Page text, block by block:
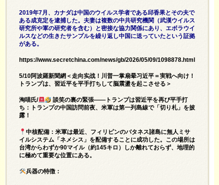
2019年7月、カナダは中国のウイルス学者である邱香果とその夫で
ある成克定を逮捕した。夫妻は複数の中共研究機関（武漢ウイルス
研究所や軍の研究者を含む）と密接な協力関係にあり、エボラウイ
ルスなどの生きたサンプルを繰り返し中国に送っていたという証拠
がある。
https://www.secretchina.com/news/gb/2026/05/09/1098878.html
5/10阿波羅新聞網＜走向实战！川普一掌扇晕习近平＝実戦へ向け！
トランプは、習近平を平手打ちして脳震盪を起こさせる＞
淘喵氏/
談笑の裏の緊張――トランプは習近平を再び平手打
ち：トランプの中国訪問前夜、米軍は第一列島線で「切り札」を披
露！
中核配備：米軍は最近、フィリピンのバタネス諸島に無人ミサ
イルシステム「ネメシス」を配備することに成功した。この場所は
台湾からわずか90マイル（約145キロ）しか離れておらず、地理的
に極めて重要な位置にある。
兵器の特徴：